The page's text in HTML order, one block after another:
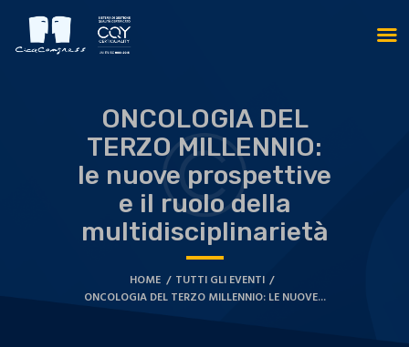
ONCOLOGIA DEL
TERZO MILLENNIO:
le nuove prospettive
e il ruolo della
multidisciplinarietà
HOME
TUTTI GLI EVENTI
ONCOLOGIA DEL TERZO MILLENNIO: LE NUOVE...